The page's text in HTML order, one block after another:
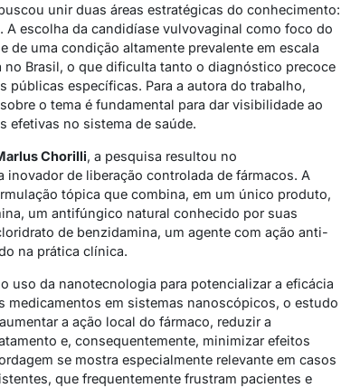
unir duas áreas estratégicas do conhecimento:
escolha da candidíase vulvovaginal como foco do
de uma condição altamente prevalente em escala
Brasil, o que dificulta tanto o diagnóstico precoce
públicas específicas. Para a autora do trabalho,
o tema é fundamental para dar visibilidade ao
efetivas no sistema de saúde.
Chorilli, a pesquisa resultou no
de liberação controlada de fármacos. A
tópica que combina, em um único produto,
um antifúngico natural conhecido por suas
de benzidamina, um agente com ação anti-
na prática clínica.
uso da nanotecnologia para potencializar a eficácia
medicamentos em sistemas nanoscópicos, o estudo
a ação local do fármaco, reduzir a
e, consequentemente, minimizar efeitos
se mostra especialmente relevante em casos
que frequentemente frustram pacientes e